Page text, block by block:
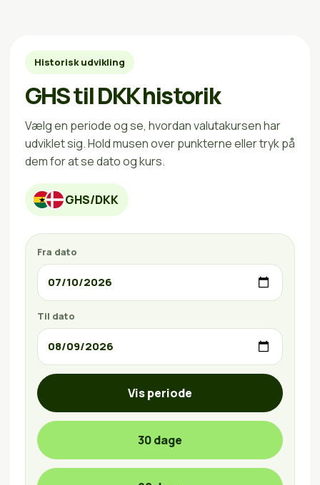
Historisk udvikling
GHS til DKK historik
Vælg en periode og se, hvordan valutakursen har
udviklet sig. Hold musen over punkterne eller tryk på
dem for at se dato og kurs.
GHS/DKK
Fra dato
Til dato
Vis periode
30 dage